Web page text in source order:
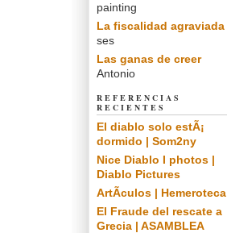
painting
La fiscalidad agraviada
ses
Las ganas de creer
Antonio
REFERENCIAS
RECIENTES
El diablo solo estÃ¡
dormido | Som2ny
Nice Diablo I photos |
Diablo Pictures
ArtÃ­culos | Hemeroteca
El Fraude del rescate a
Grecia | ASAMBLEA